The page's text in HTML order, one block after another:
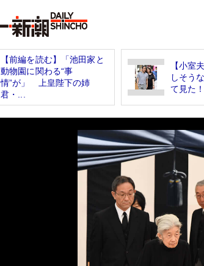
【前編を読む】「池田家と
動物園に関わる“事
情”が」 上皇陛下の姉
君・...
【小室
しそう
て見た